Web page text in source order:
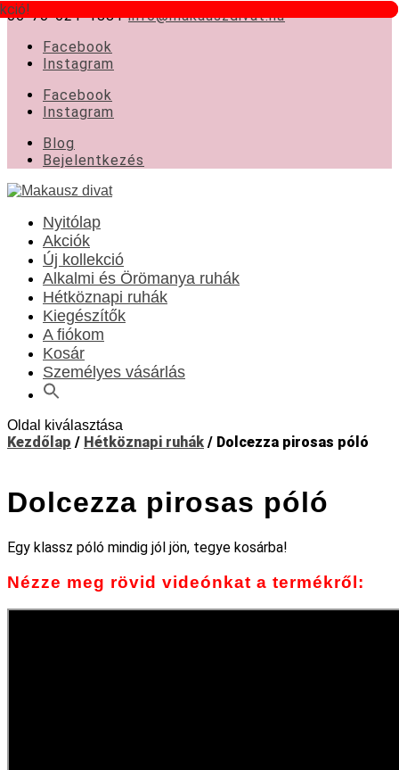
06-70-621-1881 info@makauszdivat.hu
Facebook
Instagram
Facebook
Instagram
Blog
Bejelentkezés
Nyitólap
Akciók
Új kollekció
Alkalmi és Örömanya ruhák
Hétköznapi ruhák
Kiegészítők
A fiókom
Kosár
Személyes vásárlás
Oldal kiválasztása
Kezdőlap / Hétköznapi ruhák / Dolcezza pirosas póló
Dolcezza pirosas póló
Egy klassz póló mindig jól jön, tegye kosárba!
Nézze meg rövid videónkat a termékről: